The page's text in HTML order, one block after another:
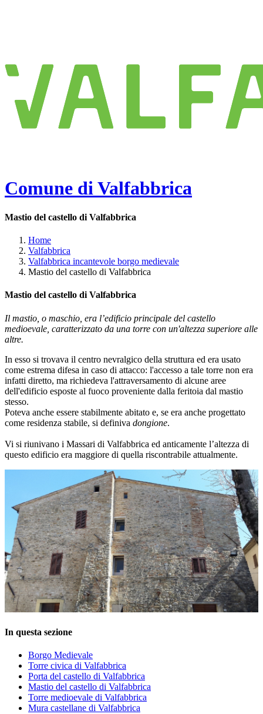
Comune di Valfabbrica
Mastio del castello di Valfabbrica
Home
Valfabbrica
Valfabbrica incantevole borgo medievale
Mastio del castello di Valfabbrica
Mastio del castello di Valfabbrica
Il mastio, o maschio, era l’edificio principale del castello
medioevale, caratterizzato da una torre con un'altezza superiore alle
altre.
In esso si trovava il centro nevralgico della struttura ed era usato
come estrema difesa in caso di attacco: l'accesso a tale torre non era
infatti diretto, ma richiedeva l'attraversamento di alcune aree
dell'edificio esposte al fuoco proveniente dalla feritoia dal mastio
stesso.
Poteva anche essere stabilmente abitato e, se era anche progettato
come residenza stabile, si definiva dongione.
Vi si riunivano i Massari di Valfabbrica ed anticamente l’altezza di
questo edificio era maggiore di quella riscontrabile attualmente.
In questa sezione
Borgo Medievale
Torre civica di Valfabbrica
Porta del castello di Valfabbrica
Mastio del castello di Valfabbrica
Torre medioevale di Valfabbrica
Mura castellane di Valfabbrica